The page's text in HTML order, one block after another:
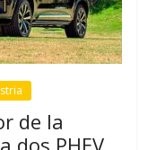
de la
dos PHEV